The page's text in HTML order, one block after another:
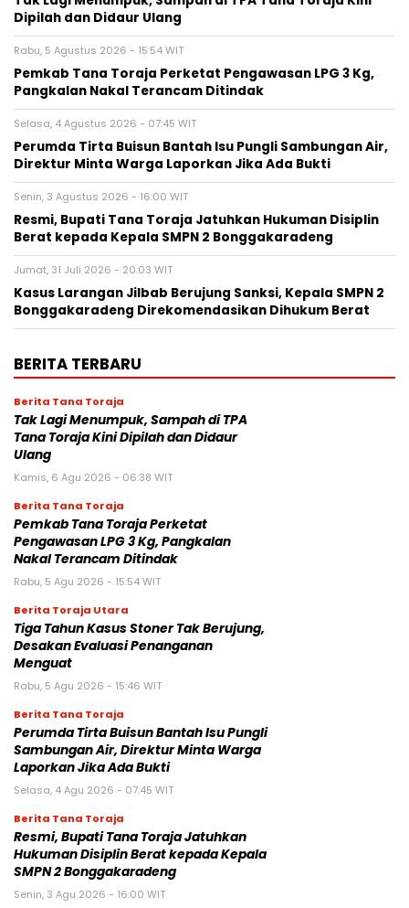
Dipilah dan Didaur Ulang
Rabu, 5 Agustus 2026 - 15:54 WIT
Pemkab Tana Toraja Perketat Pengawasan LPG 3 Kg,
Pangkalan Nakal Terancam Ditindak
Selasa, 4 Agustus 2026 - 07:45 WIT
Perumda Tirta Buisun Bantah Isu Pungli Sambungan Air,
Direktur Minta Warga Laporkan Jika Ada Bukti
Senin, 3 Agustus 2026 - 16:00 WIT
Resmi, Bupati Tana Toraja Jatuhkan Hukuman Disiplin
Berat kepada Kepala SMPN 2 Bonggakaradeng
Jumat, 31 Juli 2026 - 20:03 WIT
Kasus Larangan Jilbab Berujung Sanksi, Kepala SMPN 2
Bonggakaradeng Direkomendasikan Dihukum Berat
BERITA TERBARU
Berita Tana Toraja
Tak Lagi Menumpuk, Sampah di TPA
Tana Toraja Kini Dipilah dan Didaur
Ulang
Kamis, 6 Agu 2026 - 06:38 WIT
Berita Tana Toraja
Pemkab Tana Toraja Perketat
Pengawasan LPG 3 Kg, Pangkalan
Nakal Terancam Ditindak
Rabu, 5 Agu 2026 - 15:54 WIT
Berita Toraja Utara
Tiga Tahun Kasus Stoner Tak Berujung,
Desakan Evaluasi Penanganan
Menguat
Rabu, 5 Agu 2026 - 15:46 WIT
Berita Tana Toraja
Perumda Tirta Buisun Bantah Isu Pungli
Sambungan Air, Direktur Minta Warga
Laporkan Jika Ada Bukti
Selasa, 4 Agu 2026 - 07:45 WIT
Berita Tana Toraja
Resmi, Bupati Tana Toraja Jatuhkan
Hukuman Disiplin Berat kepada Kepala
SMPN 2 Bonggakaradeng
Senin, 3 Agu 2026 - 16:00 WIT